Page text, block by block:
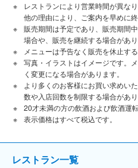
レストランにより営業時間が異な
他の理由により、ご案内を早めに
販売期間は予定であり、販売期間
場合や、販売を継続する場合があり
メニューは予告なく販売を休止す
写真・イラストはイメージです。
く変更になる場合があります。
より多くのお客様にお買い求めい
数や入店回数を制限する場合があり
20才未満の方の飲酒および飲酒運
表⽰価格はすべて税込です。
レストラン一覧